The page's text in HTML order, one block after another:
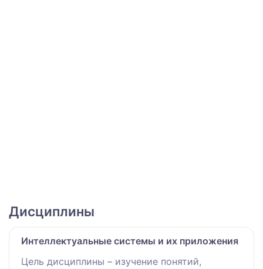
Дисциплины
Интеллектуальные системы и их приложения
Цель дисциплины – изучение понятий,